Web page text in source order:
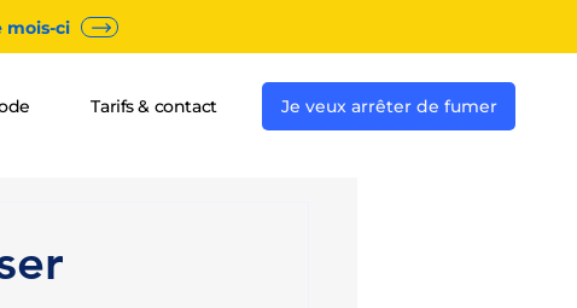
mois-ci
Tarifs & contact Je veux arrêter de fumer